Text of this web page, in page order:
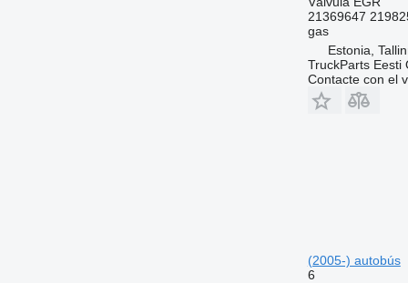
21369647
gas
Estonia,
TruckParts Eesti
Contacte con el
(2005-) autobús
6